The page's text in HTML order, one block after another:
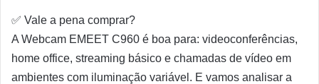
✅ Vale a pena comprar?
A Webcam EMEET C960 é boa para: videoconferências,
home office, streaming básico e chamadas de vídeo em
ambientes com iluminação variável. E vamos analisar a